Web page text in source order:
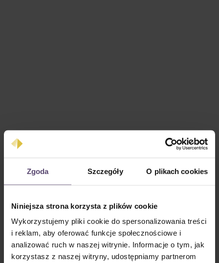
Zgoda Szczegóły O plikach cookies
Niniejsza strona korzysta z plików cookie
Wykorzystujemy pliki cookie do spersonalizowania treści
i reklam, aby oferować funkcje społecznościowe i
analizować ruch w naszej witrynie. Informacje o tym, jak
korzystasz z naszej witryny, udostępniamy partnerom
Ceny z VAT plus koszty wysyłki
Do koszyka
Numer produktu:MU_PC_3135_PG1